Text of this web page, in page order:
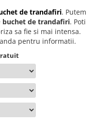
de trandafiri. Putem
buchet de trandafiri. Poti
sa fie si mai intensa.
pentru informatii.